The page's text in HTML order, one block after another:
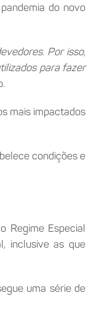
do novo
Por isso,
para fazer
mais impactados
condições e
Regime Especial
inclusive as que
uma série de